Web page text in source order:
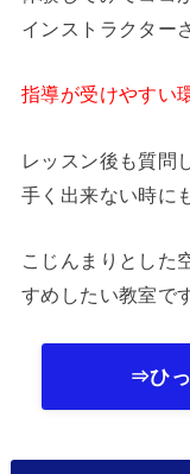
インストラクター
指導が受けやすい
レッスン後も質問
手く出来ない時に
こじんまりとした
すめしたい教室で
⇒ひ